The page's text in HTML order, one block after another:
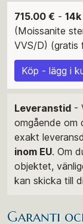
715.00 € -
(Moissanite
VVS/D) (gratis
Köp - lägg i
Leveranstid -
omgående om
exakt
inom EU. Om
objektet,
kan skicka till
Garanti